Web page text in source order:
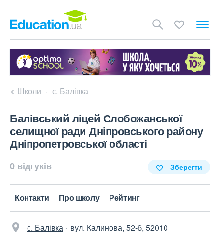
Школи с. Балівка
Балівський ліцей Слобожанської
селищної ради Дніпровського району
Дніпропетровської області
0 відгуків Зберегти
Контакти Про школу Рейтинг
с. Балівка
вул. Калинова, 52-б, 52010